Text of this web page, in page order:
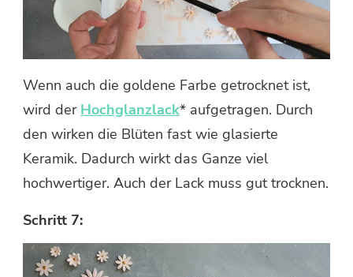
Wenn auch die goldene Farbe getrocknet ist,
wird der Hochglanzlack* aufgetragen. Durch
den wirken die Blüten fast wie glasierte
Keramik. Dadurch wirkt das Ganze viel
hochwertiger. Auch der Lack muss gut trocknen.
Schritt 7: